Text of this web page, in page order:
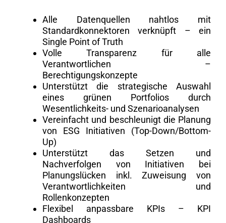
Alle Datenquellen nahtlos mit
Standardkonnektoren verknüpft – ein
Single Point of Truth
Volle Transparenz für alle
Verantwortlichen –
Berechtigungskonzepte
Unterstützt die strategische Auswahl
eines grünen Portfolios durch
Wesentlichkeits- und Szenarioanalysen
Vereinfacht und beschleunigt die Planung
von ESG Initiativen (Top-Down/Bottom-
Up)
Unterstützt das Setzen und
Nachverfolgen von Initiativen bei
Planungslücken inkl. Zuweisung von
Verantwortlichkeiten und
Rollenkonzepten
Flexibel anpassbare KPIs – KPI
Dashboards